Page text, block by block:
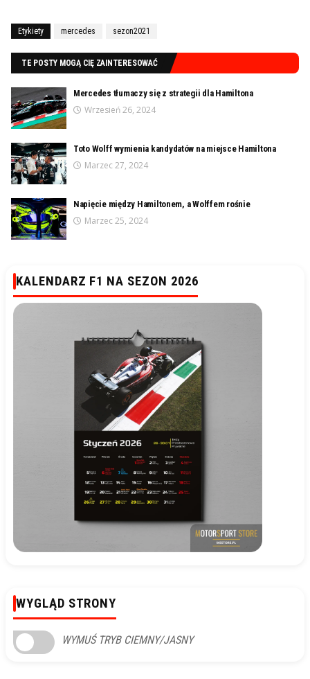
Etykiety mercedes sezon2021
TE POSTY MOGĄ CIĘ ZAINTERESOWAĆ
Mercedes tłumaczy się z strategii dla Hamiltona
Wrzesień 26, 2024
Toto Wolff wymienia kandydatów na miejsce Hamiltona
Marzec 27, 2024
Napięcie między Hamiltonem, a Wolffem rośnie
Marzec 25, 2024
KALENDARZ F1 NA SEZON 2026
WYGLĄD STRONY
WYMUŚ TRYB CIEMNY/JASNY